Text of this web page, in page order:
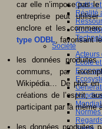
Outils
Réalité
Société
Acteurs
Ecole
car elle n’impose pas
entreprise peut
enclore et les
type ODBL , favorisant
les données
communs, par
Wikipédia… De plus en
créations de l’esprit,
participant par là même
les données produites